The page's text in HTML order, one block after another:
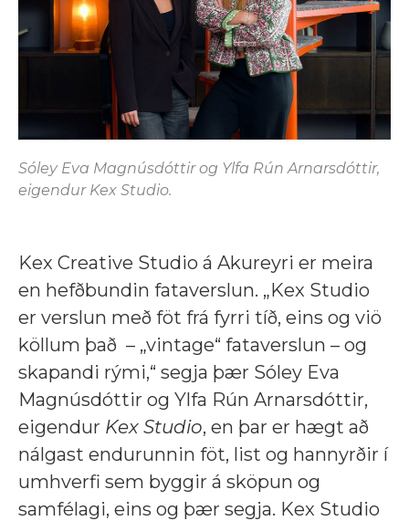
Sóley Eva Magnúsdóttir og Ylfa Rún Arnarsdóttir,
eigendur Kex Studio.
Kex Creative Studio á Akureyri er meira
en hefðbundin fataverslun. „Kex Studio
er verslun með föt frá fyrri tíð, eins og viö
köllum það – „vintage“ fataverslun – og
skapandi rými,“ segja þær Sóley Eva
Magnúsdóttir og Ylfa Rún Arnarsdóttir,
eigendur Kex Studio, en þar er hægt að
nálgast endurunnin föt, list og hannyrðir í
umhverfi sem byggir á sköpun og
samfélagi, eins og þær segja. Kex Studio